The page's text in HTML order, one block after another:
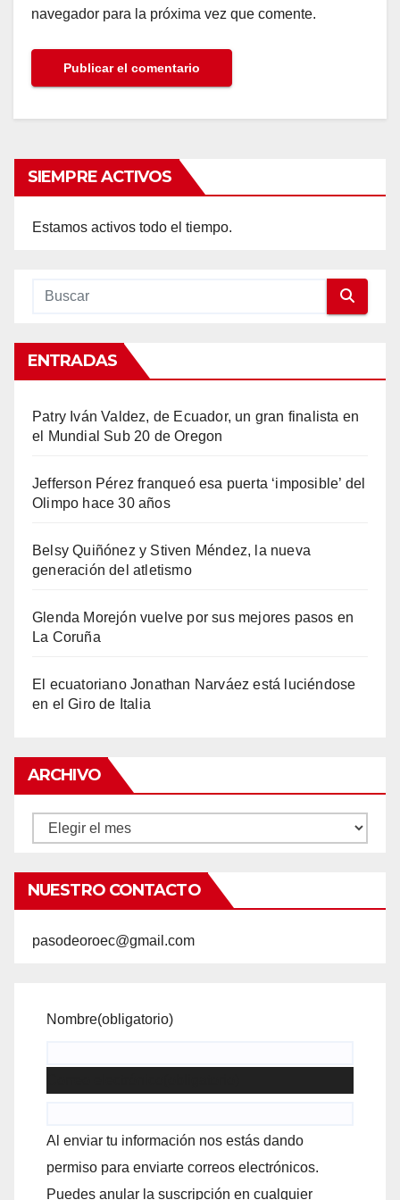
navegador para la próxima vez que comente.
SIEMPRE ACTIVOS
Estamos activos todo el tiempo.
ENTRADAS
Patry Iván Valdez, de Ecuador, un gran finalista en
el Mundial Sub 20 de Oregon
Jefferson Pérez franqueó esa puerta ‘imposible’ del
Olimpo hace 30 años
Belsy Quiñónez y Stiven Méndez, la nueva
generación del atletismo
Glenda Morejón vuelve por sus mejores pasos en
La Coruña
El ecuatoriano Jonathan Narváez está luciéndose
en el Giro de Italia
ARCHIVO
Archivo
NUESTRO CONTACTO
pasodeoroec@gmail.com
Nombre(obligatorio)
Al enviar tu información nos estás dando
permiso para enviarte correos electrónicos.
Puedes anular la suscripción en cualquier